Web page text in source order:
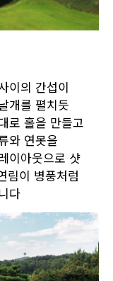
이의 간섭이
개를 펼치듯
로 홀을 만들고
와 연못을
이아웃으로 샷
림이 병풍처럼
다